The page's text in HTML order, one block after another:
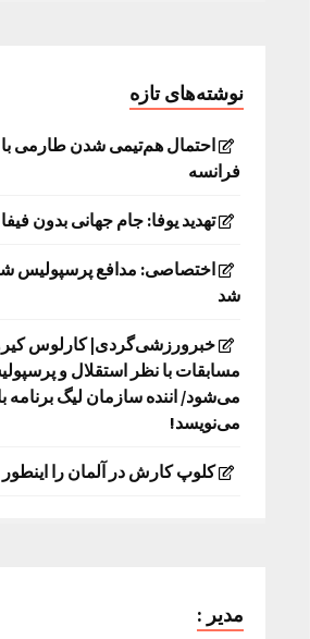
نوشته‌های تازه
احتمال هم‌تیمی شدن طارمی
فرانسه
تهدید یوفا: جام جهانی بدون
اختصاصی: مدافع پرسپولیس
شد
خبرورزشی‌گردی| کارلوس
مسابقات با نظر استقلال و
می‌شود/ اننده سازمان لیگ برنامه
می‌نویسد!
کلوپ کارش در آلمان را
مدیر :